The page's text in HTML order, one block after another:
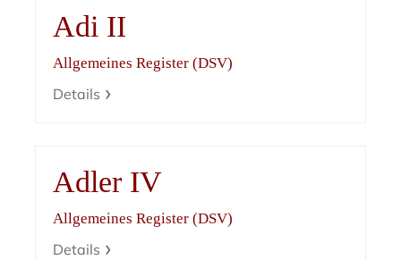
Adi II
Allgemeines Register (DSV)
Details
Adler IV
Allgemeines Register (DSV)
Details